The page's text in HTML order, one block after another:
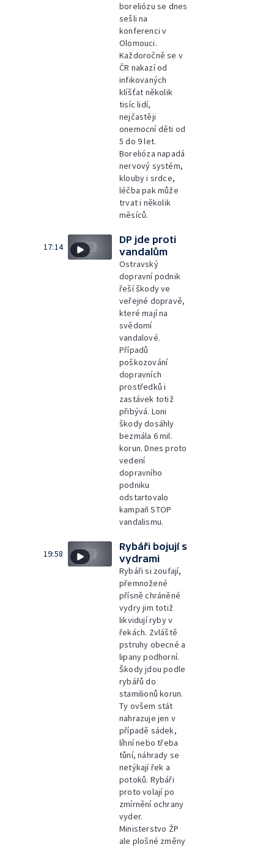
boreliózu se dnes
sešli na
konferenci v
Olomouci.
Každoročně se v
ČR nakazí od
infikovaných
klíšťat několik
tisíc lidí,
nejčastěji
onemocní děti od
5 do 9 let.
Borelióza napadá
nervový systém,
klouby i srdce,
léčba pak může
trvat i několik
měsíců.
17:14
DP jde proti
vandalům
Ostravský
dopravní podnik
řeší škody ve
veřejné dopravě,
které mají na
svědomí
vandalové.
Případů
poškozování
dopravních
prostředků i
zastávek totiž
přibývá. Loni
škody dosáhly
bezmála 6 mil.
korun. Dnes proto
vedení
dopravního
podniku
odstartovalo
kampaň STOP
vandalismu.
19:58
Rybáři bojují s
vydrami
Rybáři si zoufají,
přemnožené
přísně chráněné
vydry jim totiž
likvidují ryby v
řekách. Zvláště
pstruhy obecné a
lipany podhorní.
Škody jdou podle
rybářů do
stamilionů korun.
Ty ovšem stát
nahrazuje jen v
případě sádek,
líhní nebo třeba
tůní, náhrady se
netýkají řek a
potoků. Rybáři
proto volají po
zmírnění ochrany
vyder.
Ministerstvo ŽP
ale plošné změny